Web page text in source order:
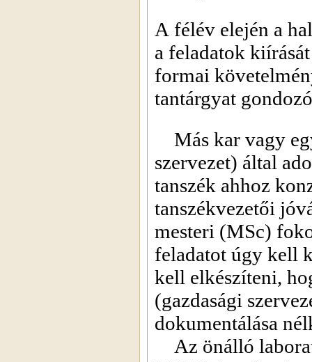
A félév elején a
a feladatok
formai
tantárgyat
Más kar vagy
szervezet) által
tanszék ahhoz
tanszékvezetői
mesteri (MSc)
feladatot úgy kell
kell elkészíteni,
(gazdasági
dokumentálása
Az önálló